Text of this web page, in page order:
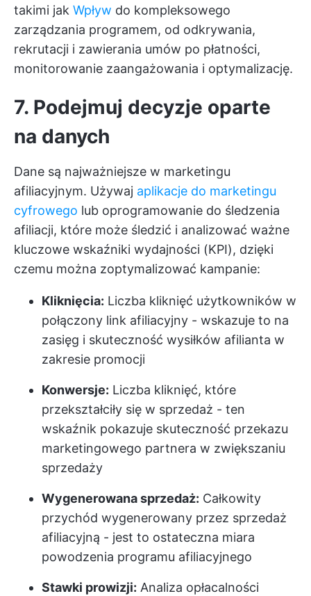
takimi jak Wpływ do kompleksowego
zarządzania programem, od odkrywania,
rekrutacji i zawierania umów po płatności,
monitorowanie zaangażowania i optymalizację.
7. Podejmuj decyzje oparte
na danych
Dane są najważniejsze w marketingu
afiliacyjnym. Używaj aplikacje do marketingu
cyfrowego lub oprogramowanie do śledzenia
afiliacji, które może śledzić i analizować ważne
kluczowe wskaźniki wydajności (KPI), dzięki
czemu można zoptymalizować kampanie:
Kliknięcia: Liczba kliknięć użytkowników w
połączony link afiliacyjny - wskazuje to na
zasięg i skuteczność wysiłków afilianta w
zakresie promocji
Konwersje: Liczba kliknięć, które
przekształciły się w sprzedaż - ten
wskaźnik pokazuje skuteczność przekazu
marketingowego partnera w zwiększaniu
sprzedaży
Wygenerowana sprzedaż: Całkowity
przychód wygenerowany przez sprzedaż
afiliacyjną - jest to ostateczna miara
powodzenia programu afiliacyjnego
Stawki prowizji: Analiza opłacalności